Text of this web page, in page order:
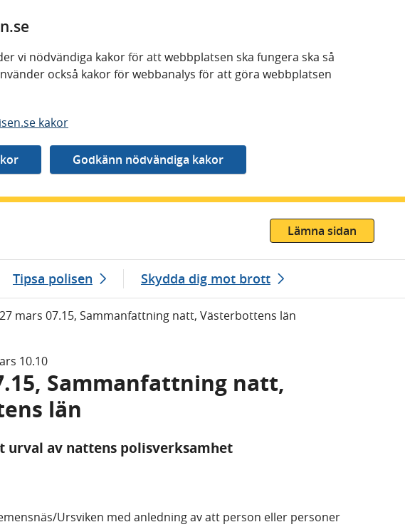
vi nödvändiga kakor för att webbplatsen ska fungera ska så
också kakor för webbanalys för att göra webbplatsen
kakor
Lämna sidan
Tipsa polisen Skydda dig mot brott
27 mars 07.15, Sammanfattning natt, Västerbottens län
10.10
Sammanfattning natt,
län
urval av nattens polisverksamhet
Ursviken med anledning av att person eller personer